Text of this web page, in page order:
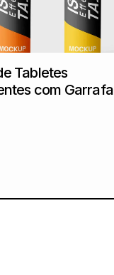
Tabletes
com Garrafa